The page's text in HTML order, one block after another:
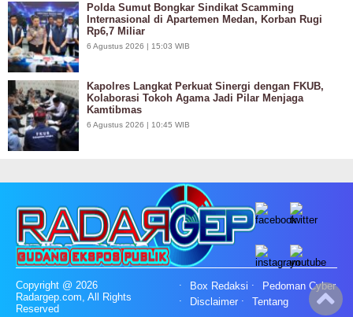
Polda Sumut Bongkar Sindikat Scamming
Internasional di Apartemen Medan, Korban Rugi
Rp6,7 Miliar
6 Agustus 2026 | 15:03 WIB
Kapolres Langkat Perkuat Sinergi dengan FKUB,
Kolaborasi Tokoh Agama Jadi Pilar Menjaga
Kamtibmas
6 Agustus 2026 | 10:45 WIB
Copyright @ 2026
Radargep.com, All Rights
Reserved
Box Redaksi
Pedoman Cyber
Disclaimer
Tentang